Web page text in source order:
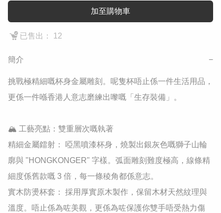
加至購物車
已售出： 12
簡介 −
挑戰極精細嘅杯身金屬雕刻。呢隻杯唔止係一件生活用品，
更係一件喺香港人意志磨練出嚟嘅「生存裝備」。
​🏔️ 工藝亮點：雙重層次嘅執著
​精細金屬鐳射： 啞黑噴漆杯身，燒製出銀灰色嘅獅子山輪
廓與 "HONGKONGER" 字樣。弧面雕刻難度極高，線條精
細度係舊款嘅 3 倍，每一條稜角都係意志。
​實木防燙杯套： 採用厚實原木製作，保留木材天然紋理與
溫度。唔止係為咗美觀，更係為咗保護你雙手唔受熱力傷